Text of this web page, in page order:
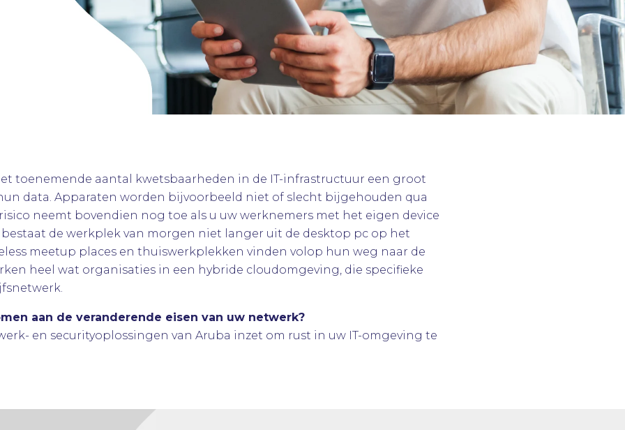
toenemende aantal kwetsbaarheden in de IT-infrastructuur een groot
data. Apparaten worden bijvoorbeeld niet of slecht bijgehouden qua
neemt bovendien nog toe als u uw werknemers met het eigen device
bestaat de werkplek van morgen niet langer uit de desktop pc op het
meetup places en thuiswerkplekken vinden volop hun weg naar de
heel wat organisaties in een hybride cloudomgeving, die specifieke
aan de veranderende eisen van uw netwerk?
en securityoplossingen van Aruba inzet om rust in uw IT-omgeving te